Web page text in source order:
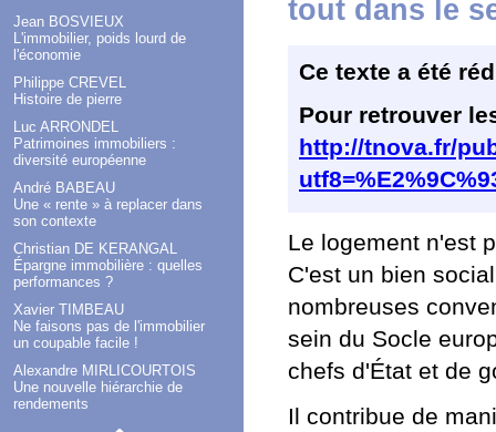
Jean BOSVIEUX
L'immobilier, poids lourd de
l'économie
Philippe CREVEL
Histoire de pierre
Luc ARRONDEL
Patrimoines immobiliers :
diversité européenne
André BABEAU
Une « rente » à replacer dans
son contexte
Christian DE KERANGAL
Épargne immobilière : quelles
performances ?
Xavier TIMBEAU
Ne faisons pas de l'immobilier
un coupable facile !
Alexandre MIRLICOURTOIS
Une nouvelle hiérarchie de
rendements
tout dans le
Ce texte a été
Pour retrouver
http://tnova.fr/
Le logement n'est
C'est un bien
nombreuses
sein du Socle
chefs d'État et de
Il contribue de